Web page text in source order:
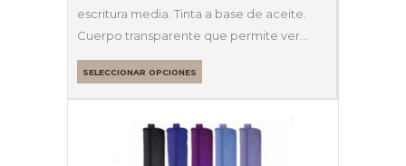
escritura media. Tinta a base de aceite.
Cuerpo transparente que permite ver…
SELECCIONAR OPCIONES